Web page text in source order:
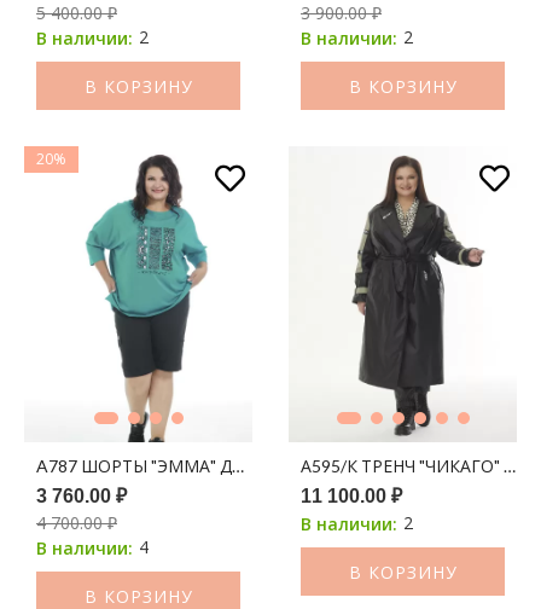
5 400.00 ₽
В наличии: 2
В КОРЗИНУ
3 900.00 ₽
В наличии: 2
В КОРЗИНУ
20%
A787 ШОРТЫ "ЭММА" ДЖИНС ЧЕРНЫЙ
3 760.00 ₽
4 700.00 ₽
В наличии: 4
В КОРЗИНУ
А595/К ТРЕНЧ "ЧИКАГО"
11 100.00 ₽
В наличии: 2
В КОРЗИНУ